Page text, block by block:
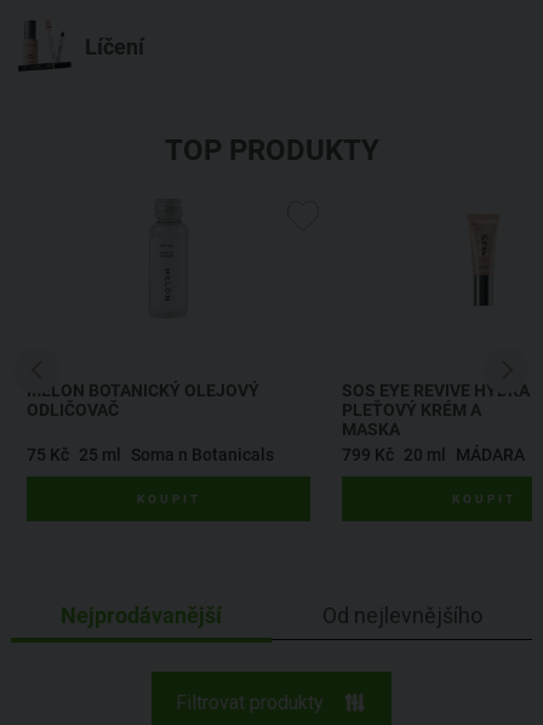
Líčení
TOP PRODUKTY
MELON BOTANICKÝ OLEJOVÝ
ODLIČOVAČ
75 Kč 25 ml Soma n Botanicals
KOUPIT
SOS EYE REVIVE HYDRA
PLEŤOVÝ KRÉM A
MASKA
799 Kč
20 ml MÁDARA
KOUPIT
Nejprodávanější Od nejlevnějšího
Filtrovat produkty